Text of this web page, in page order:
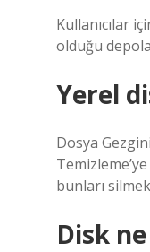
Kullanıcılar
olduğu
Yerel
Dosya
bunları
Disk